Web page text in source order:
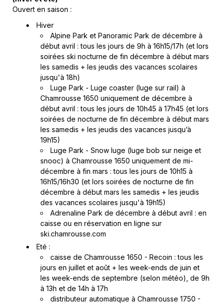
Ouvert en saison :
Hiver
Alpine Park et Panoramic Park de décembre à
début avril : tous les jours de 9h à 16h15/17h (et lors
soirées ski nocturne de fin décembre à début mars
les samedis + les jeudis des vacances scolaires
jusqu'à 18h)
Luge Park - Luge coaster (luge sur rail) à
Chamrousse 1650 uniquement de décembre à
début avril : tous les jours de 10h45 à 17h45 (et lors
soirées de nocturne de fin décembre à début mars
les samedis + les jeudis des vacances jusqu’à
19h15)
Luge Park - Snow luge (luge bob sur neige et
snooc) à Chamrousse 1650 uniquement de mi-
décembre à fin mars : tous les jours de 10h15 à
16h15/16h30 (et lors soirées de nocturne de fin
décembre à début mars les samedis + les jeudis
des vacances scolaires jusqu'à 19h15)
Adrenaline Park de décembre à début avril : en
caisse ou en réservation en ligne sur
ski.chamrousse.com
Eté :
caisse de Chamrousse 1650 - Recoin : tous les
jours en juillet et août + les week-ends de juin et
les week-ends de septembre (selon météo), de 9h
à 13h et de 14h à 17h
distributeur automatique à Chamrousse 1750 -